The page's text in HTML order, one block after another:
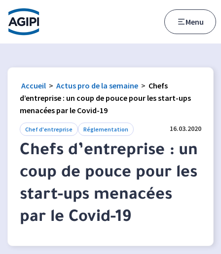
Accès au menu
Accès au contenu principal
Menu
Accueil > Actus pro de la semaine > Chefs
d’entreprise : un coup de pouce pour les start-ups
menacées par le Covid-19
Chef d'entreprise Réglementation 16.03.2020
Chefs d’entreprise : un
coup de pouce pour les
start-ups menacées
par le Covid-19